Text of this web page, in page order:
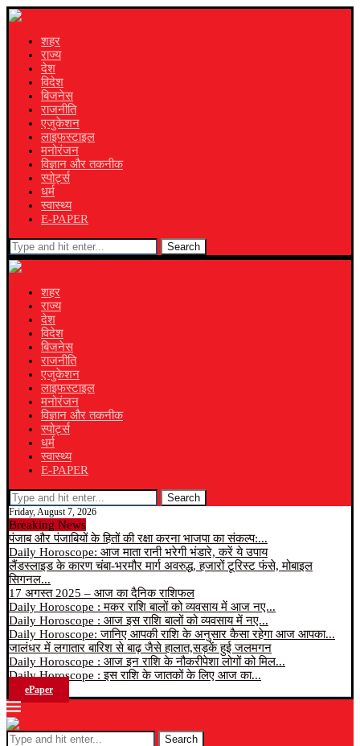
शहर
राज्य
देश
विदेश
बिजनेस
राजनीति
एजुकेशन
लाइफस्टाइल
मनोरंजन
विज्ञान और तकनीक
स्पोर्ट्स
धर्म
स्वास्थ्य
E-PAPER
Search
शहर
राज्य
देश
विदेश
बिजनेस
राजनीति
एजुकेशन
लाइफस्टाइल
मनोरंजन
विज्ञान और तकनीक
स्पोर्ट्स
धर्म
स्वास्थ्य
E-PAPER
Search
Friday, August 7, 2026
Breaking News
पंजाब और पंजाबियों के हितों की रक्षा करना भाजपा का संकल्प:...
Daily Horoscope: आज माता रानी भरेगी भंडारे, करें ये उपाय
लैंडस्लाइड के कारण चंबा-भरमौर मार्ग अवरुद्ध, हजारों टूरिस्ट फंसे, मोबाइल
सिगनल...
17 अगस्त 2025 – आज का दैनिक राशिफल
Daily Horoscope : मकर राशि बालों को व्यवसाय में आज नए...
Daily Horoscope : आज इस राशि बालों को व्यवसाय में नए...
Daily Horoscope: जानिए आपकी राशि के अनुसार कैसा रहेगा आज आपका...
जालंधर में लगातार बारिश से बाढ़ जैसे हालात,सड़कें हुई जलमगन
Daily Horoscope : आज इन राशि के नौकरीपेशा लोगों को मिल...
Daily Horoscope : इस राशि के जातकों के लिए आज का...
ePaper
Search